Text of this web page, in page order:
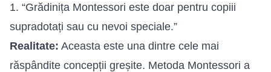
1. “Grădinița Montessori este doar pentru copiii
supradotați sau cu nevoi speciale.”
Realitate: Aceasta este una dintre cele mai
răspândite concepții greșite. Metoda Montessori a